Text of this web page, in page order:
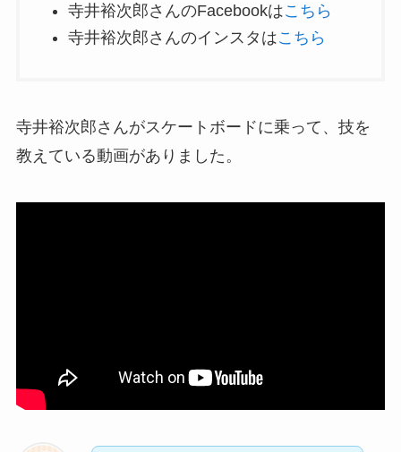
寺井裕次郎さんのFacebookはこちら
寺井裕次郎さんのインスタはこちら
寺井裕次郎さんがスケートボードに乗って、技を
教えている動画がありました。